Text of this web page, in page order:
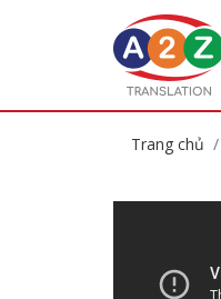
Trang chủ